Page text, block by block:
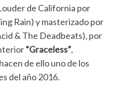
de California por
Rain) y masterizado por
& The Deadbeats), por
“Graceless”,
de ello uno de los
del año 2016.